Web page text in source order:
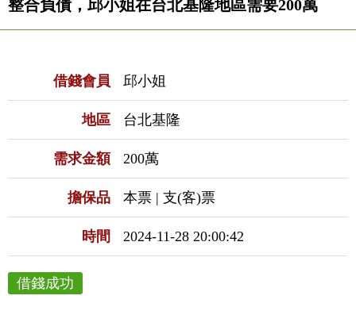
整合負債，邱小姐在台北基隆地區需要200萬
借錢會員 邱小姐
地區 台北基隆
需求金額 200萬
擔保品 本票 | 支(客)票
時間 2024-11-28 20:00:42
借錢成功